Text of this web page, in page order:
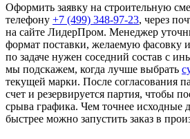
Оформить заявку на строительную
телефону +7 (499) 348-97-23, через
на сайте ЛидерПром. Менеджер
формат поставки, желаемую фасовку
по задаче нужен соседний состав с
мы подскажем, когда лучше выбрать
текущей марки. После согласования
счет и резервируется партия, чтобы
срыва графика. Чем точнее исходные
быстрее можно запустить заказ в